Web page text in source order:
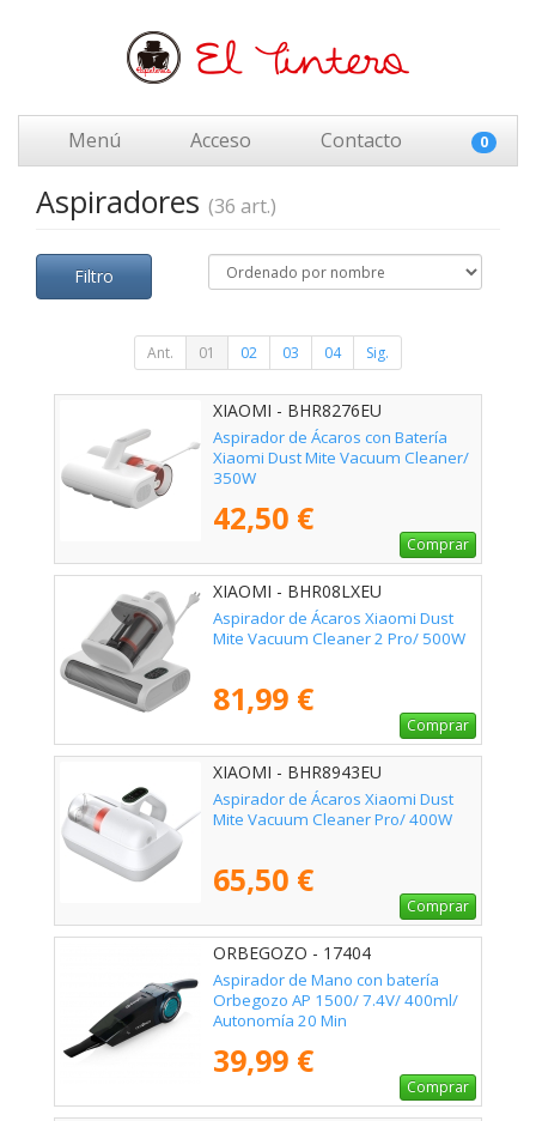
Menú Acceso Contacto 0
Aspiradores (36 art.)
Filtro
Ant. 01 02 03 04 Sig.
XIAOMI - BHR8276EU
Aspirador de Ácaros con Batería
Xiaomi Dust Mite Vacuum Cleaner/
350W
42,50 €
Comprar
XIAOMI - BHR08LXEU
Aspirador de Ácaros Xiaomi Dust
Mite Vacuum Cleaner 2 Pro/ 500W
81,99 €
Comprar
XIAOMI - BHR8943EU
Aspirador de Ácaros Xiaomi Dust
Mite Vacuum Cleaner Pro/ 400W
65,50 €
Comprar
ORBEGOZO - 17404
Aspirador de Mano con batería
Orbegozo AP 1500/ 7.4V/ 400ml/
Autonomía 20 Min
39,99 €
Comprar